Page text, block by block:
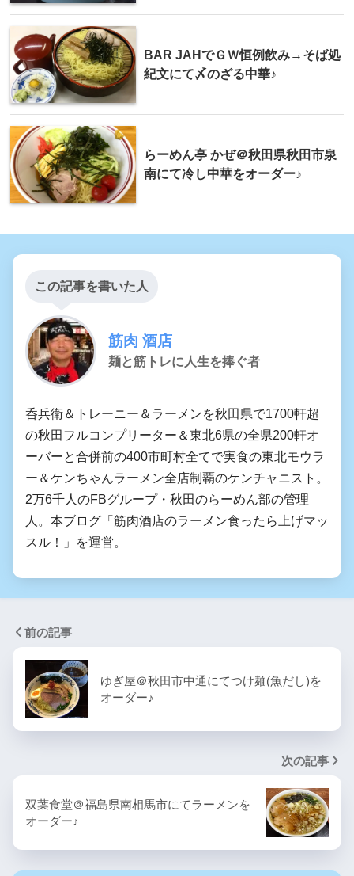
BAR JAHでＧＷ恒例飲み→そば処
紀文にて〆のざる中華♪
らーめん亭 かぜ＠秋田県秋田市泉
南にて冷し中華をオーダー♪
この記事を書いた人
筋肉 酒店
麺と筋トレに人生を捧ぐ者
呑兵衛＆トレーニー＆ラーメンを秋田県で1700軒超
の秋田フルコンプリーター＆東北6県の全県200軒オ
ーバーと合併前の400市町村全てで実食の東北モウラ
ー＆ケンちゃんラーメン全店制覇のケンチャニスト。
2万6千人のFBグループ・秋田のらーめん部の管理
人。本ブログ「筋肉酒店のラーメン食ったら上げマッ
スル！」を運営。
前の記事
ゆぎ屋＠秋田市中通にてつけ麺(魚だし)を
オーダー♪
次の記事
双葉食堂＠福島県南相馬市にてラーメンを
オーダー♪